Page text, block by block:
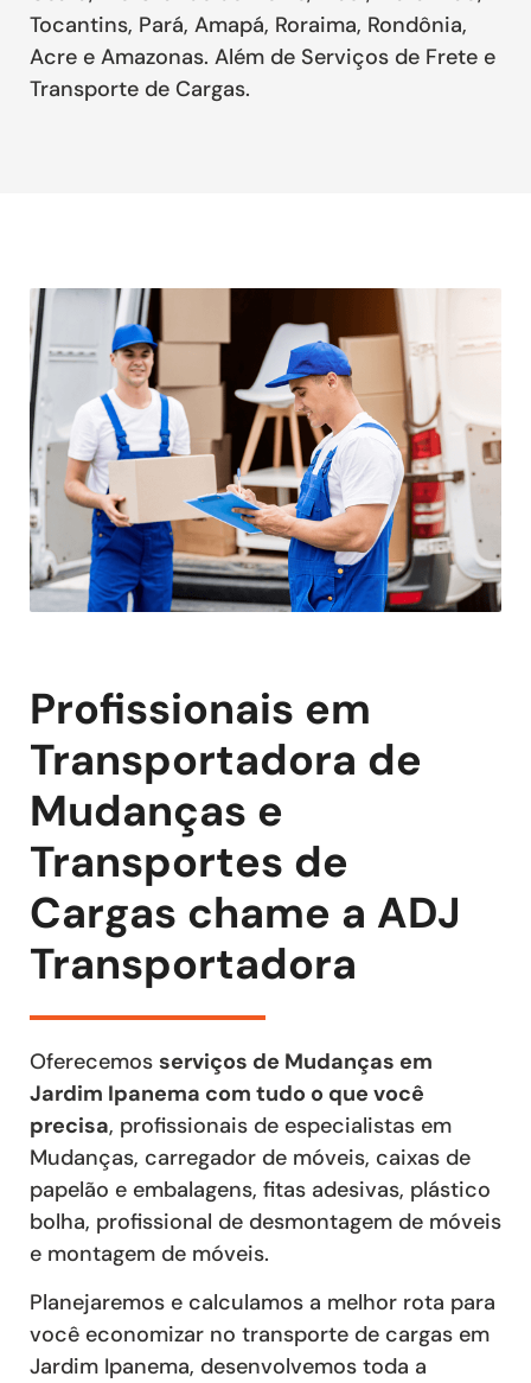
Tocantins, Pará, Amapá, Roraima, Rondônia,
Acre e Amazonas. Além de Serviços de Frete e
Transporte de Cargas.
Profissionais em
Transportadora de
Mudanças e
Transportes de
Cargas chame a ADJ
Transportadora
Oferecemos serviços de Mudanças em
Jardim Ipanema com tudo o que você
precisa, profissionais de especialistas em
Mudanças, carregador de móveis, caixas de
papelão e embalagens, fitas adesivas, plástico
bolha, profissional de desmontagem de móveis
e montagem de móveis.
Planejaremos e calculamos a melhor rota para
você economizar no transporte de cargas em
Jardim Ipanema, desenvolvemos toda a